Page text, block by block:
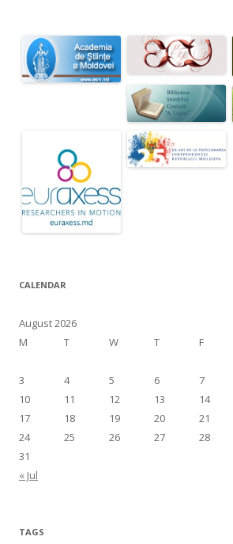
CALENDAR
August 2026
M
T W T F
« Jul
3
4 5 6 7
10
11 12 13 14
17
18 19 20 21
24
25 26 27 28
31
TAGS